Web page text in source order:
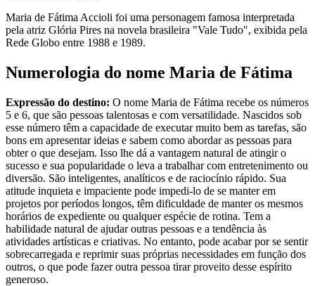
Maria de Fátima Accioli foi uma personagem famosa interpretada
pela atriz Glória Pires na novela brasileira "Vale Tudo", exibida pela
Rede Globo entre 1988 e 1989.
Numerologia do nome Maria de Fátima
Expressão do destino: O nome Maria de Fátima recebe os números
5 e 6, que são pessoas talentosas e com versatilidade. Nascidos sob
esse número têm a capacidade de executar muito bem as tarefas, são
bons em apresentar ideias e sabem como abordar as pessoas para
obter o que desejam. Isso lhe dá a vantagem natural de atingir o
sucesso e sua popularidade o leva a trabalhar com entretenimento ou
diversão. São inteligentes, analíticos e de raciocínio rápido. Sua
atitude inquieta e impaciente pode impedi-lo de se manter em
projetos por períodos longos, têm dificuldade de manter os mesmos
horários de expediente ou qualquer espécie de rotina. Tem a
habilidade natural de ajudar outras pessoas e a tendência às
atividades artísticas e criativas. No entanto, pode acabar por se sentir
sobrecarregada e reprimir suas próprias necessidades em função dos
outros, o que pode fazer outra pessoa tirar proveito desse espírito
generoso.